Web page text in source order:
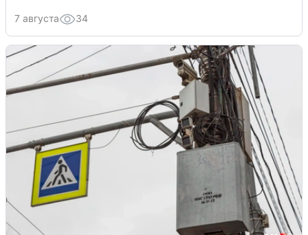
7 августа 34